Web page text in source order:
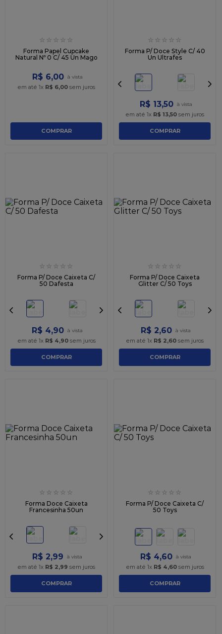
☆ ☆ ☆ ☆ ☆
Forma Papel Cupcake
Natural Nº 0 C/ 45 Un Mago
R$ 6,00
em até 1x R$ 6,00 sem juros
COMPRAR
☆ ☆ ☆ ☆ ☆
Forma P/ Doce Style C/ 40
Un Ultrafes
R$ 13,50
em até 1x R$ 13,50 sem juros
COMPRAR
☆ ☆ ☆ ☆ ☆
Forma P/ Doce Caixeta C/
50 Dafesta
R$ 4,90
em até 1x R$ 4,90sem juros
COMPRAR
☆ ☆ ☆ ☆ ☆
Forma P/ Doce Caixeta
Glitter C/ 50 Toys
R$ 2,60
em até 1x R$ 2,60 sem juros
COMPRAR
☆ ☆ ☆ ☆ ☆
Forma Doce Caixeta
Francesinha 50un
R$ 2,99
em até 1x R$ 2,99 sem juros
COMPRAR
☆ ☆ ☆ ☆ ☆
Forma P/ Doce Caixeta C/
50 Toys
R$ 4,60
em até 1x R$ 4,60sem juros
COMPRAR